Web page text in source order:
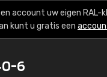
account uw eigen RAL-
kunt u gratis een
6